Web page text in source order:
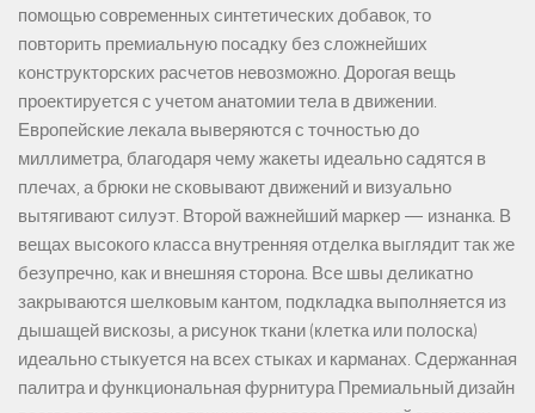
помощью современных синтетических добавок, то
повторить премиальную посадку без сложнейших
конструкторских расчетов невозможно. Дорогая вещь
проектируется с учетом анатомии тела в движении.
Европейские лекала выверяются с точностью до
миллиметра, благодаря чему жакеты идеально садятся в
плечах, а брюки не сковывают движений и визуально
вытягивают силуэт. Второй важнейший маркер — изнанка. В
вещах высокого класса внутренняя отделка выглядит так же
безупречно, как и внешняя сторона. Все швы деликатно
закрываются шелковым кантом, подкладка выполняется из
дышащей вискозы, а рисунок ткани (клетка или полоска)
идеально стыкуется на всех стыках и карманах. Сдержанная
палитра и функциональная фурнитура Премиальный дизайн